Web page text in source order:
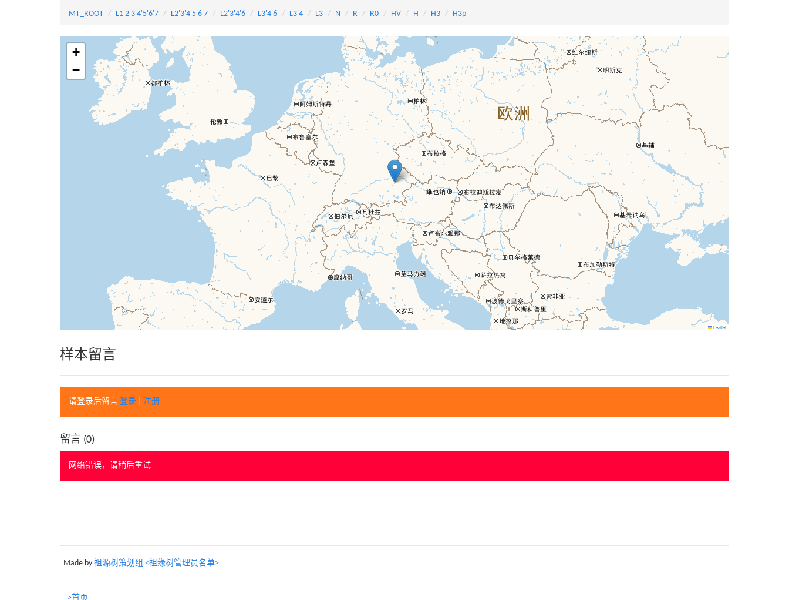
MT_ROOT L1'2'3'4'5'6'7 L2'3'4'5'6'7 L2'3'4'6 L3'4'6 L3'4 L3 N R R0 HV H H3 H3p
+
−
Leaflet
样本留言
请登录后留言 登录 注册
留言 (0)
网络错误，请稍后重试
Made by 祖源树策划组 <祖缘树管理员名单>
>首页